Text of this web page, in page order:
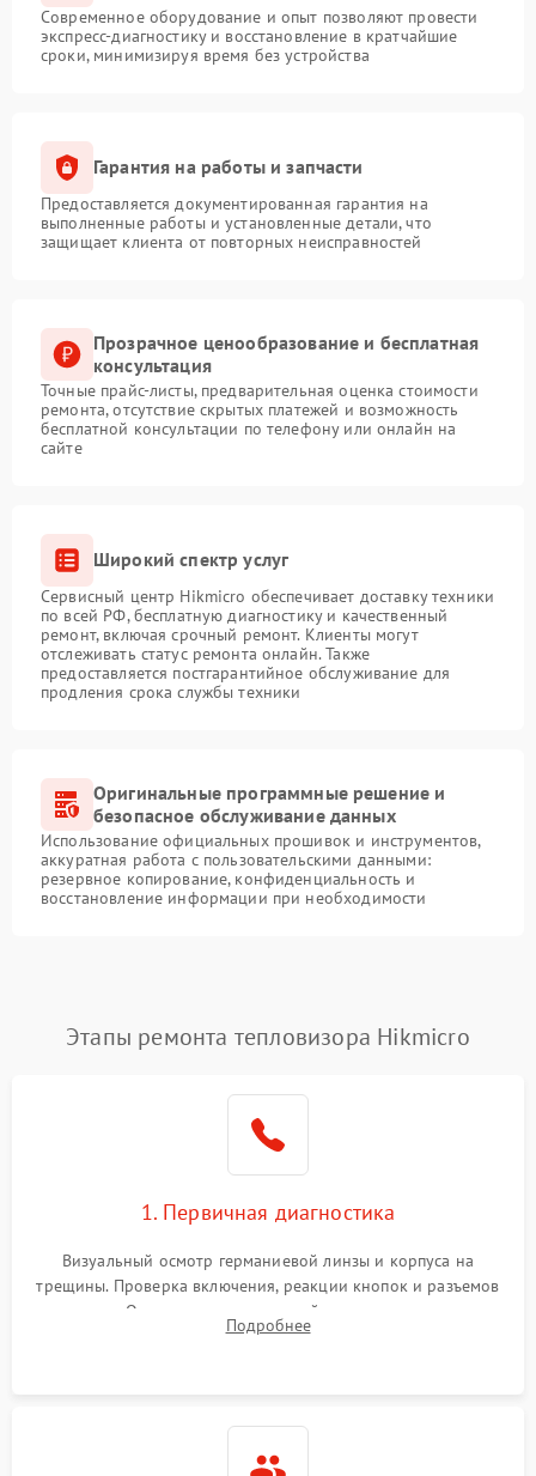
Современное оборудование и опыт позволяют провести
экспресс-диагностику и восстановление в кратчайшие
сроки, минимизируя время без устройства
Гарантия на работы и запчасти
Предоставляется документированная гарантия на
выполненные работы и установленные детали, что
защищает клиента от повторных неисправностей
Прозрачное ценообразование и бесплатная
консультация
Точные прайс-листы, предварительная оценка стоимости
ремонта, отсутствие скрытых платежей и возможность
бесплатной консультации по телефону или онлайн на
сайте
Широкий спектр услуг
Сервисный центр Hikmicro обеспечивает доставку техники
по всей РФ, бесплатную диагностику и качественный
ремонт, включая срочный ремонт. Клиенты могут
отслеживать статус ремонта онлайн. Также
предоставляется постгарантийное обслуживание для
продления срока службы техники
Оригинальные программные решение и
безопасное обслуживание данных
Использование официальных прошивок и инструментов,
аккуратная работа с пользовательскими данными:
резервное копирование, конфиденциальность и
восстановление информации при необходимости
Этапы ремонта тепловизора Hikmicro
1. Первичная диагностика
Визуальный осмотр германиевой линзы и корпуса на
трещины. Проверка включения, реакции кнопок и разъемов
зарядки. Оценка вывода тепловой сигнатуры на экран,
проверка базовых функций и считывание системных
Подробнее